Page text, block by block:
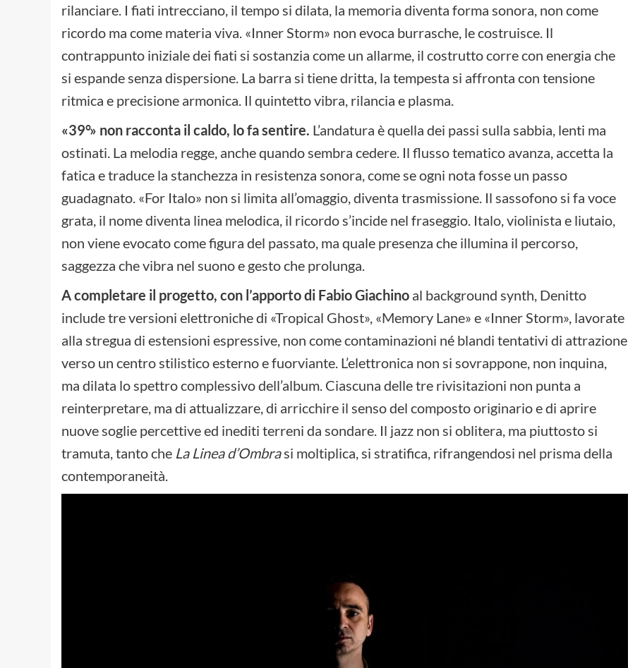
rilanciare. I fiati intrecciano, il tempo si dilata, la memoria diventa forma sonora, non come
ricordo ma come materia viva. «Inner Storm» non evoca burrasche, le costruisce. Il
contrappunto iniziale dei fiati si sostanzia come un allarme, il costrutto corre con energia che
si espande senza dispersione. La barra si tiene dritta, la tempesta si affronta con tensione
ritmica e precisione armonica. Il quintetto vibra, rilancia e plasma.
«39°» non racconta il caldo, lo fa sentire. L’andatura è quella dei passi sulla sabbia, lenti ma
ostinati. La melodia regge, anche quando sembra cedere. Il flusso tematico avanza, accetta la
fatica e traduce la stanchezza in resistenza sonora, come se ogni nota fosse un passo
guadagnato. «For Italo» non si limita all’omaggio, diventa trasmissione. Il sassofono si fa voce
grata, il nome diventa linea melodica, il ricordo s’incide nel fraseggio. Italo, violinista e liutaio,
non viene evocato come figura del passato, ma quale presenza che illumina il percorso,
saggezza che vibra nel suono e gesto che prolunga.
A completare il progetto, con l’apporto di Fabio Giachino al background synth, Denitto
include tre versioni elettroniche di «Tropical Ghost», «Memory Lane» e «Inner Storm», lavorate
alla stregua di estensioni espressive, non come contaminazioni né blandi tentativi di attrazione
verso un centro stilistico esterno e fuorviante. L’elettronica non si sovrappone, non inquina,
ma dilata lo spettro complessivo dell’album. Ciascuna delle tre rivisitazioni non punta a
reinterpretare, ma di attualizzare, di arricchire il senso del composto originario e di aprire
nuove soglie percettive ed inediti terreni da sondare. Il jazz non si oblitera, ma piuttosto si
tramuta, tanto che La Linea d’Ombrasi moltiplica, si stratifica, rifrangendosi nel prisma della
contemporaneità.